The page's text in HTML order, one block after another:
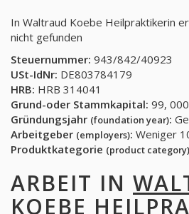
In Waltraud Koebe Heilpraktikerin
nicht gefunden
Steuernummer: 943/842/40923
USt-IdNr: DE803784179
HRB: HRB 314041
Grund-oder Stammkapital: 99,
Gründungsjahr (foundation year):
Arbeitgeber (employers): Weniger
Produktkategorie (product category)
ARBEIT IN
KOEBE